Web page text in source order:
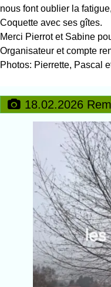
nous font oublier la
Coquette avec ses gîtes.
Merci Pierrot et Sabine
Organisateur et compte
Photos: Pierrette, Pascal
18.02.2026